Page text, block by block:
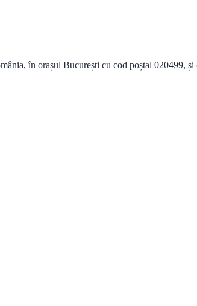
în orașul București cu cod poștal 020499,